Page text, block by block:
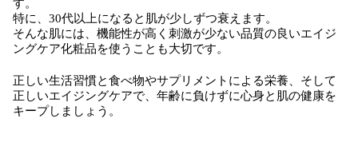
す。
特に、30代以上になると肌が少しずつ衰えます。
そんな肌には、機能性が高く刺激が少ない品質の良いエイジ
ングケア化粧品を使うことも大切です。
正しい生活習慣と食べ物やサプリメントによる栄養、そして
正しいエイジングケアで、年齢に負けずに心身と肌の健康を
キープしましょう。